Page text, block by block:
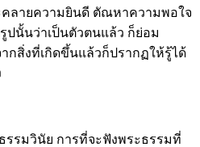
คลายความยินดี ตัณหาความพอใจ
ปนั้นว่าเป็นตัวตนแล้ว ก็ย่อม
สิ่งที่เกิดขึ้นแล้วก็ปรากฏให้รู้ได้
รมวินัย การที่จะฟังพระธรรมที่